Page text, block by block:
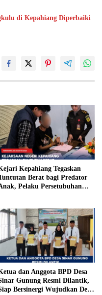
di Kepahiang Diperbaiki
Kepahiang Tegaskan
Berat bagi Predator
Pelaku Persetubuhan
dan Anggota BPD Desa
Gunung Resmi Dilantik,
Bersinergi Wujudkan Desa